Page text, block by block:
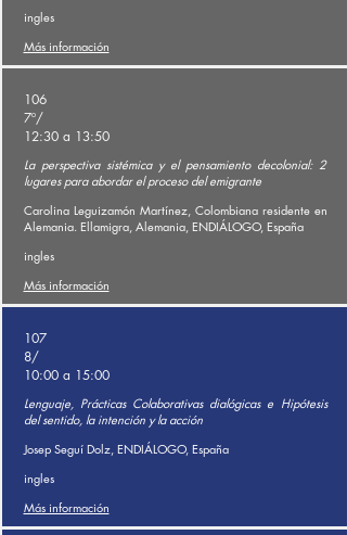
ingles
Más información
106
7º/
12:30 a 13:50
La perspectiva sistémica y el pensamiento decolonial: 2
lugares para abordar el proceso del emigrante
Carolina Leguizamón Martínez, Colombiana residente en
Alemania. Ellamigra, Alemania, ENDIÁLOGO, España
ingles
Más información
107
8/
10:00 a 15:00
Lenguaje, Prácticas Colaborativas dialógicas e Hipótesis
del sentido, la intención y la acción
Josep Seguí Dolz, ENDIÁLOGO, España
ingles
Más información